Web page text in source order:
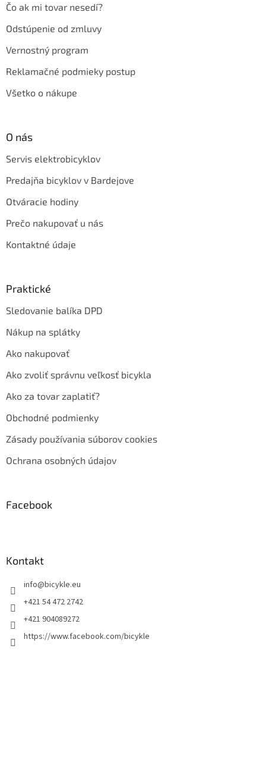
Čo ak mi tovar nesedí?
Odstúpenie od zmluvy
Vernostný program
Reklamačné podmieky postup
Všetko o nákupe
O nás
Servis elektrobicyklov
Predajňa bicyklov v Bardejove
Otváracie hodiny
Prečo nakupovať u nás
Kontaktné údaje
Praktické
Sledovanie balíka DPD
Nákup na splátky
Ako nakupovať
Ako zvoliť správnu veľkosť bicykla
Ako za tovar zaplatiť?
Obchodné podmienky
Zásady používania súborov cookies
Ochrana osobných údajov
Facebook
Kontakt
info@bicykle.eu
+421 54 472 2742
+421 904089272
https://www.facebook.com/bicykle